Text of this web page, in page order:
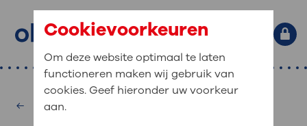
Primaire website navigatie
Home
: waar bent u naar op zoek?
MijnOLVG
Interne Geneeskunde
Cookievoorkeuren
Om deze website optimaal te laten
functioneren maken wij gebruik van
cookies. Geef hieronder uw voorkeur
aan.